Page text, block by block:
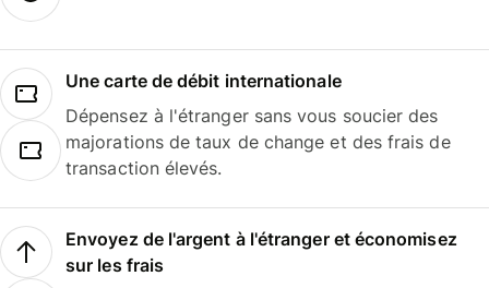
Une carte de débit internationale
Dépensez à l'étranger sans vous soucier des
majorations de taux de change et des frais de
transaction élevés.
Envoyez de l'argent à l'étranger et économisez
sur les frais